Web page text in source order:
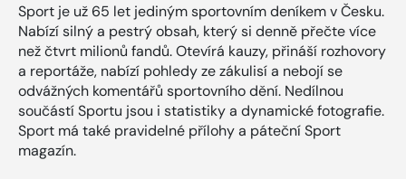
Sport je už 65 let jediným sportovním deníkem v Česku.
Nabízí silný a pestrý obsah, který si denně přečte více
než čtvrt milionů fandů. Otevírá kauzy, přináší rozhovory
a reportáže, nabízí pohledy ze zákulisí a nebojí se
odvážných komentářů sportovního dění. Nedílnou
součástí Sportu jsou i statistiky a dynamické fotografie.
Sport má také pravidelné přílohy a páteční Sport
magazín.